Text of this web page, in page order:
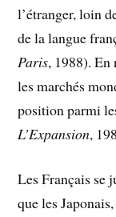
l’étranger, loin
de la langue
Paris, 1988). En
les marchés
position parmi
L’Expansion,
Les Français se
que les